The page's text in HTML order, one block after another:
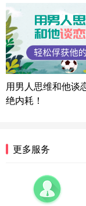
用男人思维和他谈
绝内耗！
更多服务